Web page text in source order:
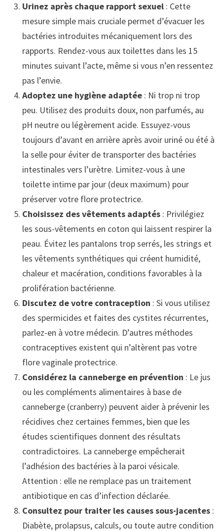
Urinez après chaque rapport sexuel: Cette
mesure simple mais cruciale permet d’évacuer les
bactéries introduites mécaniquement lors des
rapports. Rendez-vous aux toilettes dans les 15
minutes suivant l’acte, même si vous n’en ressentez
pas l’envie.
Adoptez une hygiène adaptée: Ni trop ni trop
peu. Utilisez des produits doux, non parfumés, au
pH neutre ou légèrement acide. Essuyez-vous
toujours d’avant en arrière après avoir uriné ou été à
la selle pour éviter de transporter des bactéries
intestinales vers l’urètre. Limitez-vous à une
toilette intime par jour (deux maximum) pour
préserver votre flore protectrice.
Choisissez des vêtements adaptés: Privilégiez
les sous-vêtements en coton qui laissent respirer la
peau. Évitez les pantalons trop serrés, les strings et
les vêtements synthétiques qui créent humidité,
chaleur et macération, conditions favorables à la
prolifération bactérienne.
Discutez de votre contraception : Si vous utilisez
des spermicides et faites des cystites récurrentes,
parlez-en à votre médecin. D’autres méthodes
contraceptives existent qui n’altèrent pas votre
flore vaginale protectrice.
Considérez la canneberge en prévention : Le jus
ou les compléments alimentaires à base de
canneberge (cranberry) peuvent aider à prévenir les
récidives chez certaines femmes, bien que les
études scientifiques donnent des résultats
contradictoires. La canneberge empêcherait
l’adhésion des bactéries à la paroi vésicale.
Attention : elle ne remplace pas un traitement
antibiotique en cas d’infection déclarée.
Consultez pour traiter les causes sous-jacentes:
Diabète, prolapsus, calculs, ou toute autre condition